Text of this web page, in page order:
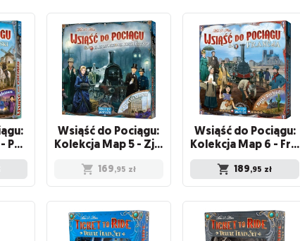
Kolekcja Map 8 - Półwysep Iberyjski i Korea Południowa
Wsiąść do Pociągu:
Kolekcja Map 5 - Zjednoczone Królestwo i Pensylwania
169,95 zł
Wsiąść do Pociągu:
Kolekcja Map 6 - Francja i Dziki Zachód
189,95 zł